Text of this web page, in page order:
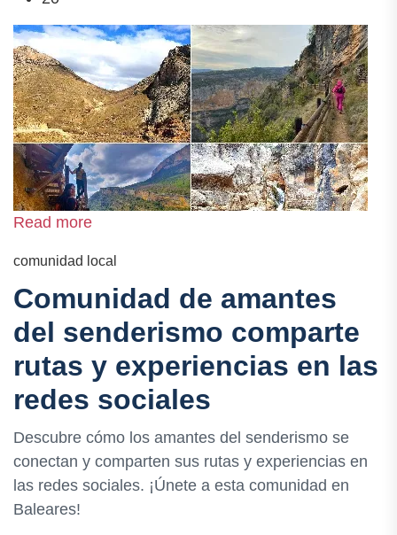
Read more
comunidad local
Comunidad de amantes
del senderismo comparte
rutas y experiencias en las
redes sociales
Descubre cómo los amantes del senderismo se
conectan y comparten sus rutas y experiencias en
las redes sociales. ¡Únete a esta comunidad en
Baleares!